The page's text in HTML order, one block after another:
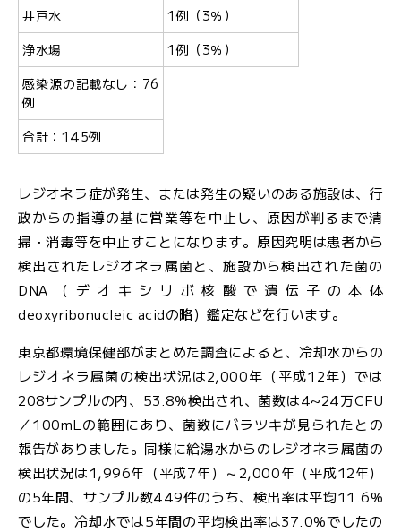
内
検
査
依
頼
書
文
字
サ
イ
ズ
小 中 大
お
問
い
合
わ
せ
井戸水
1例（3％）
浄水場
1例（3％）
感染源の記載なし：76
例
合計：145例
レジオネラ症が発生、または発生の疑いのある施設は、行
政からの指導の基に営業等を中止し、原因が判るまで清
掃・消毒等を中止すことになります。原因究明は患者から
検出されたレジオネラ属菌と、施設から検出された菌の
DNA（デオキシリボ核酸で遺伝子の本体
deoxyribonucleic acidの略）鑑定などを行います。
東京都環境保健部がまとめた調査によると、冷却水からの
レジオネラ属菌の検出状況は2,000年（平成12年）では
208サンプルの内、53.8%検出され、菌数は4~24万CFU
／100mLの範囲にあり、菌数にバラツキが見られたとの
報告がありました。同様に給湯水からのレジオネラ属菌の
検出状況は1,996年（平成7年）～2,000年（平成12年）
の5年間、サンプル数449件のうち、検出率は平均11.6%
でした。冷却水では5年間の平均検出率は37.0%でしたの